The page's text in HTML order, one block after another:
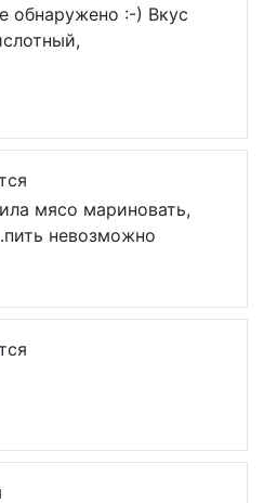
обнаружено :-) Вкус
мясо мариновать,
невозможно